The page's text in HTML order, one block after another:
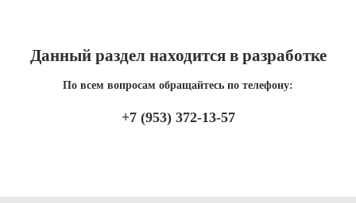
Данный раздел находится в разработке
По всем вопросам обращайтесь по телефону:
+7 (953) 372-13-57